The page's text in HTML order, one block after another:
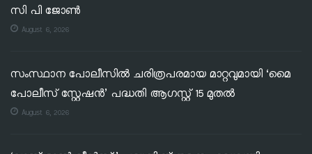
സി പി ജോൺ
August 6, 2026
സംസ്ഥാന പോലീസിൽ ചരിത്രപരമായ മാറ്റവുമായി ‘മൈ
പോലീസ് സ്റ്റേഷൻ’ പദ്ധതി ആഗസ്റ്റ് 15 മുതൽ
August 6, 2026